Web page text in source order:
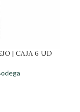
| CAJA 6 UD